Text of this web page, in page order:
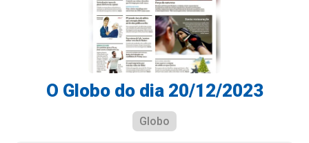
O Globo do dia 20/12/2023
Globo